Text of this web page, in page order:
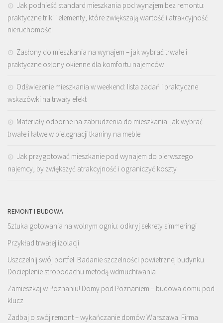
Jak podnieść standard mieszkania pod wynajem bez remontu:
praktyczne triki i elementy, które zwiększają wartość i atrakcyjność
nieruchomości
Zasłony do mieszkania na wynajem – jak wybrać trwałe i
praktyczne osłony okienne dla komfortu najemców
Odświeżenie mieszkania w weekend: lista zadań i praktyczne
wskazówki na trwały efekt
Materiały odporne na zabrudzenia do mieszkania: jak wybrać
trwałe i łatwe w pielęgnacji tkaniny na meble
Jak przygotować mieszkanie pod wynajem do pierwszego
najemcy, by zwiększyć atrakcyjność i ograniczyć koszty
REMONT I BUDOWA
Sztuka gotowania na wolnym ogniu: odkryj sekrety simmeringi
Przykład trwałej izolacji
Uszczelnij swój portfel. Badanie szczelności powietrznej budynku.
Docieplenie stropodachu metodą wdmuchiwania
Zamieszkaj w Poznaniu! Domy pod Poznaniem – budowa domu pod
klucz
Zadbaj o swój remont – wykańczanie domów Warszawa. Firma